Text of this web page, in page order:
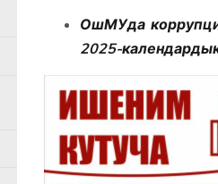
ОшМУда
2025-